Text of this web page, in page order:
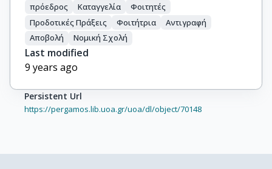
πρόεδρος
Καταγγελία
Φοιτητές
Προδοτικές Πράξεις
Φοιτήτρια
Αντιγραφή
Αποβολή
Νομική Σχολή
Last modified
9 years ago
Persistent Url
https://pergamos.lib.uoa.gr/uoa/dl/object/70148